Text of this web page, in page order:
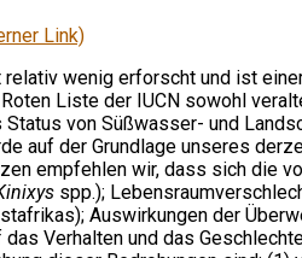
Link)
wenig erforscht und ist
Liste der IUCN sowohl
von Süßwasser- und
auf der Grundlage unseres
empfehlen wir, dass sich die
spp.);
Auswirkungen der
Verhalten und das